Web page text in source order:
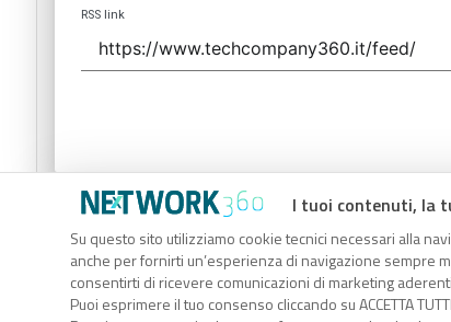
I tuoi contenuti, la
Su questo sito utilizziamo cookie tecnici necessari alla
anche per fornirti un’esperienza di navigazione sempre
consentirti di ricevere comunicazioni di marketing
Puoi esprimere il tuo consenso cliccando su ACCETTA
RSS link
Codice Rss
Clicca sul pulsante per copiare il link RSS negli
RSS link